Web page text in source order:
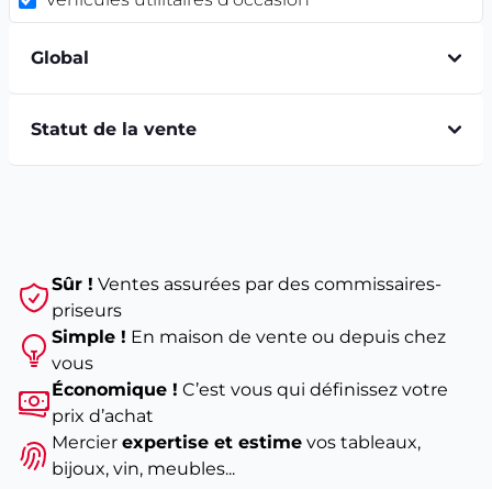
Global
Statut de la vente
Sûr ! Ventes assurées par des commissaires-
priseurs
Simple ! En maison de vente ou depuis chez
vous
Économique ! C’est vous qui définissez votre
prix d’achat
Mercier expertise et estimevos tableaux,
bijoux, vin, meubles...